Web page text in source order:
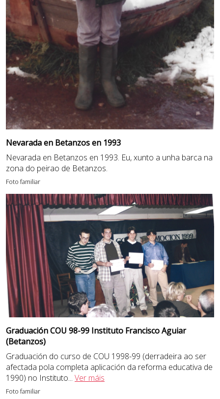
Nevarada en Betanzos en 1993
Nevarada en Betanzos en 1993. Eu, xunto a unha barca na
zona do peirao de Betanzos.
Foto familiar
Graduación COU 98-99 Instituto Francisco Aguiar
(Betanzos)
Graduación do curso de COU 1998-99 (derradeira ao ser
afectada pola completa aplicación da reforma educativa de
1990) no Instituto... Ver máis
Foto familiar